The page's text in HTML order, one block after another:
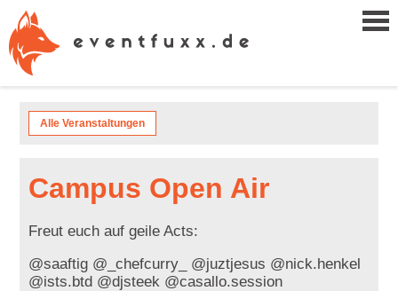
Alle Veranstaltungen
Campus Open Air
Freut euch auf geile Acts:
@saaftig @_chefcurry_ @juztjesus @nick.henkel
@ists.btd @djsteek @casallo.session